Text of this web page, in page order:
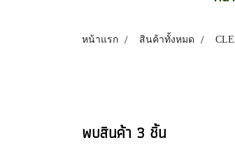
หน้าแรก สินค้าทั้งหมด
พบสินค้า 3 ชิ้น